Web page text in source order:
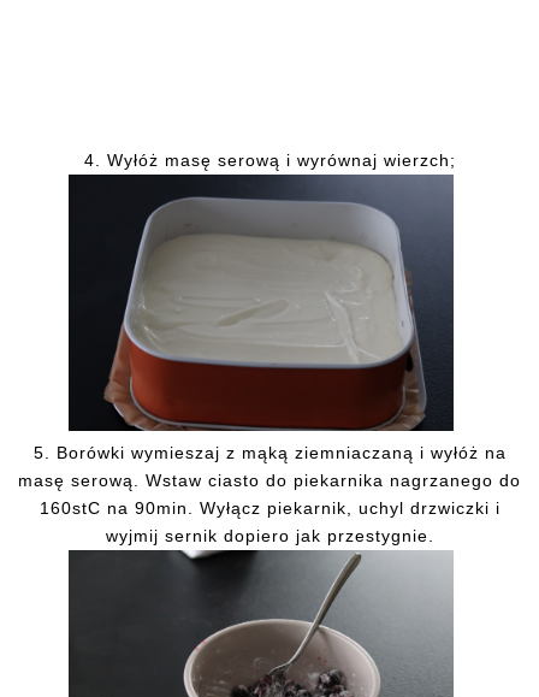
4. Wyłóż masę serową i wyrównaj wierzch;
5. Borówki wymieszaj z mąką ziemniaczaną i wyłóż na
masę serową. Wstaw ciasto do piekarnika nagrzanego do
160stC na 90min. Wyłącz piekarnik, uchyl drzwiczki i
wyjmij sernik dopiero jak przestygnie.